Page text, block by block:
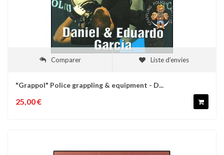
Comparer Liste d'envies
"Grappol" Police grappling & equipment - D...
25,00 €